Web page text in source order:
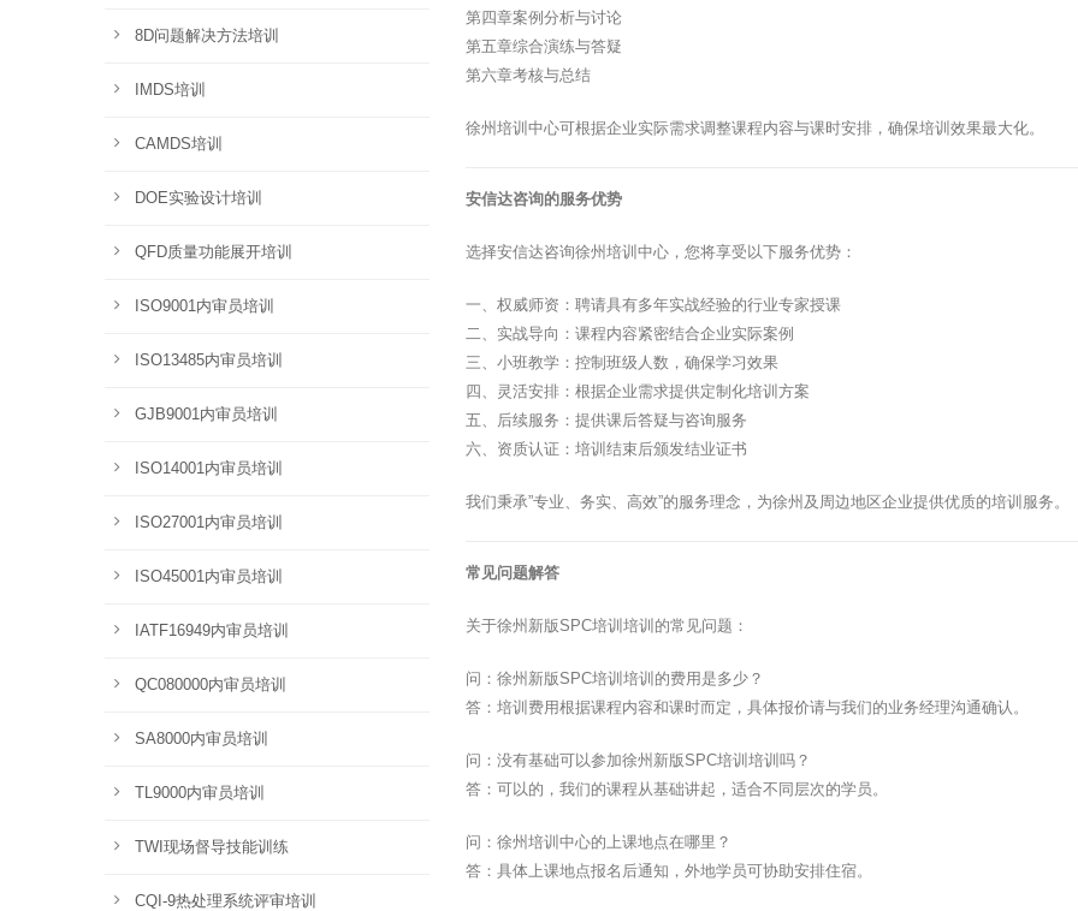
第四章案例分析与讨论
第五章综合演练与答疑
第六章考核与总结
徐州培训中心可根据企业实际需求调整课程内容与课时安排，确保培训效果最大化。
安信达咨询的服务优势
选择安信达咨询徐州培训中心，您将享受以下服务优势：
一、权威师资：聘请具有多年实战经验的行业专家授课
二、实战导向：课程内容紧密结合企业实际案例
三、小班教学：控制班级人数，确保学习效果
四、灵活安排：根据企业需求提供定制化培训方案
五、后续服务：提供课后答疑与咨询服务
六、资质认证：培训结束后颁发结业证书
我们秉承”专业、务实、高效”的服务理念，为徐州及周边地区企业提供优质的培训服务。
常见问题解答
关于徐州新版SPC培训培训的常见问题：
问：徐州新版SPC培训培训的费用是多少？
答：培训费用根据课程内容和课时而定，具体报价请与我们的业务经理沟通确认。
问：没有基础可以参加徐州新版SPC培训培训吗？
答：可以的，我们的课程从基础讲起，适合不同层次的学员。
问：徐州培训中心的上课地点在哪里？
答：具体上课地点报名后通知，外地学员可协助安排住宿。
8D问题解决方法培训
IMDS培训
CAMDS培训
DOE实验设计培训
QFD质量功能展开培训
ISO9001内审员培训
ISO13485内审员培训
GJB9001内审员培训
ISO14001内审员培训
ISO27001内审员培训
ISO45001内审员培训
IATF16949内审员培训
QC080000内审员培训
SA8000内审员培训
TL9000内审员培训
TWI现场督导技能训练
CQI-9热处理系统评审培训